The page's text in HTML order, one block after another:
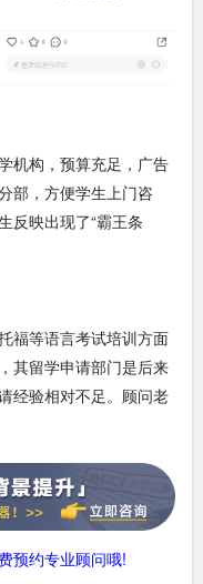
机构，预算充足，广告
部，方便学生上门咨
反映出现了“霸王条
福等语言考试培训方面
其留学申请部门是后来
经验相对不足。顾问老
预约专业顾问哦!